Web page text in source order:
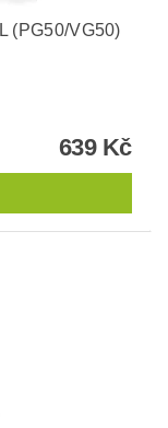
(PG50/VG50)
639 Kč